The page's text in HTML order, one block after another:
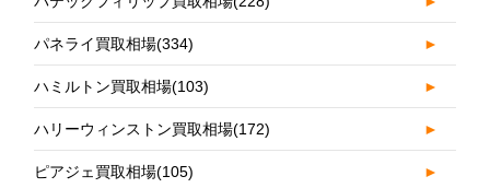
パネライ買取相場(334) ►
ハミルトン買取相場(103) ►
ハリーウィンストン買取相場(172) ►
ピアジェ買取相場(105) ►